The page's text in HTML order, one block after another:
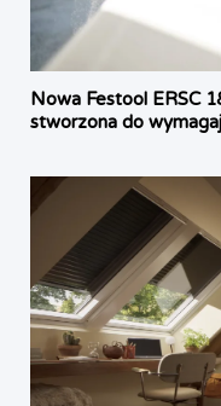
Nowa Festool ERSC
stworzona do